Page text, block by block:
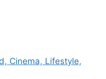
Cinema, Lifestyle,